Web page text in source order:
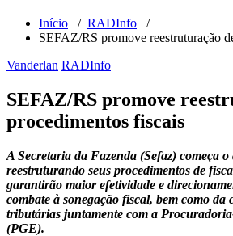
Início / RADInfo /
SEFAZ/RS promove reestruturação
Vanderlan RADInfo
SEFAZ/RS promove
procedimentos fiscais
A Secretaria da Fazenda (Sefaz) começa o
reestruturando seus procedimentos de
garantirão maior efetividade e
combate à sonegação fiscal, bem como da
tributárias juntamente com a
(PGE).